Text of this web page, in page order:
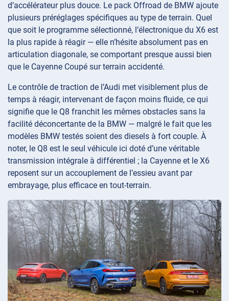
d’accélérateur plus douce. Le pack Offroad de BMW ajoute
plusieurs préréglages spécifiques au type de terrain. Quel
que soit le programme sélectionné, l’électronique du X6 est
la plus rapide à réagir — elle n’hésite absolument pas en
articulation diagonale, se comportant presque aussi bien
que le Cayenne Coupé sur terrain accidenté.
Le contrôle de traction de l’Audi met visiblement plus de
temps à réagir, intervenant de façon moins fluide, ce qui
signifie que le Q8 franchit les mêmes obstacles sans la
facilité déconcertante de la BMW — malgré le fait que les
modèles BMW testés soient des diesels à fort couple. À
noter, le Q8 est le seul véhicule ici doté d’une véritable
transmission intégrale à différentiel ; la Cayenne et le X6
reposent sur un accouplement de l’essieu avant par
embrayage, plus efficace en tout-terrain.